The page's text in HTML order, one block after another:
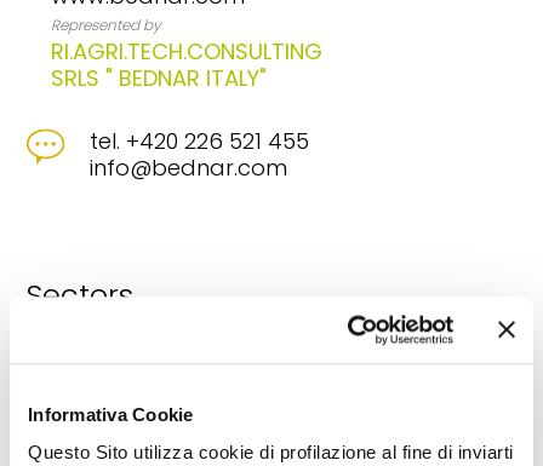
Informativa Cookie
Questo Sito utilizza cookie di profilazione al fine di inviarti
Represented by
RI.AGRI.TECH.CONSULTING
SRLS " BEDNAR ITALY"
tel. +420 226 521 455
info@bednar.com
Sectors
Miscellaneous
equipment for preliminary soil
seed drills
Rotary pruning crushers